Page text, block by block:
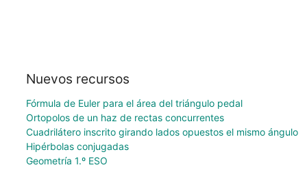
Nuevos recursos
Fórmula de Euler para el área del triángulo pedal
Ortopolos de un haz de rectas concurrentes
Cuadrilátero inscrito girando lados opuestos el mismo ángulo
Hipérbolas conjugadas
Geometría 1.º ESO